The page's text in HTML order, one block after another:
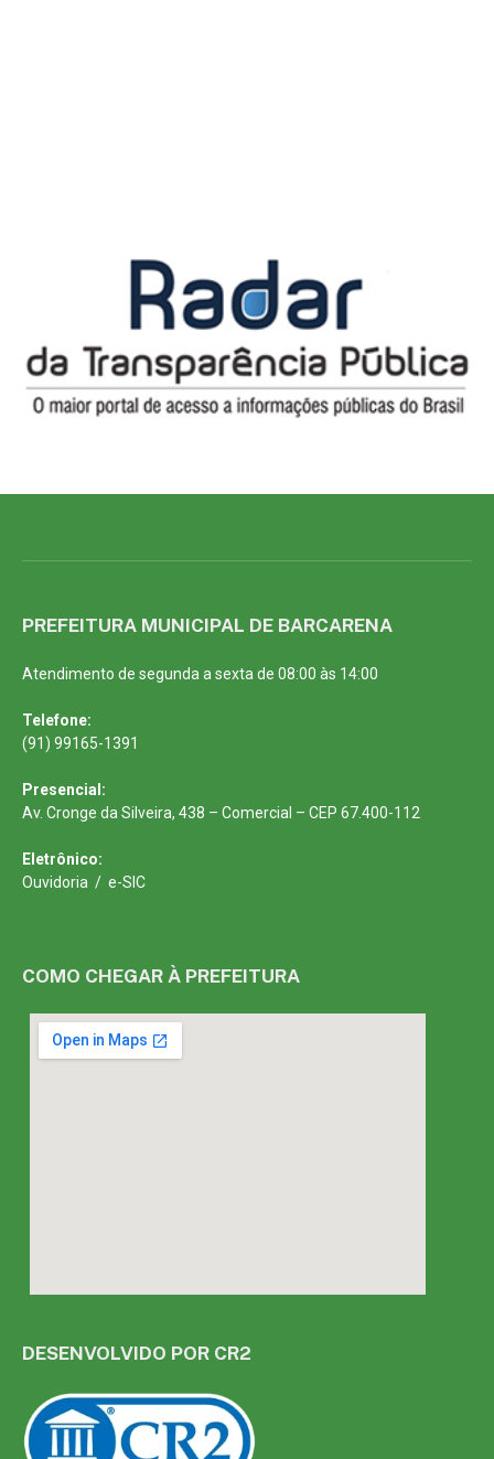
PREFEITURA MUNICIPAL DE BARCARENA
Atendimento de segunda a sexta de 08:00 às 14:00
Telefone:
(91) 99165-1391
Presencial:
Av. Cronge da Silveira, 438 – Comercial – CEP 67.400-112
Eletrônico:
Ouvidoria / e-SIC
COMO CHEGAR À PREFEITURA
DESENVOLVIDO POR CR2